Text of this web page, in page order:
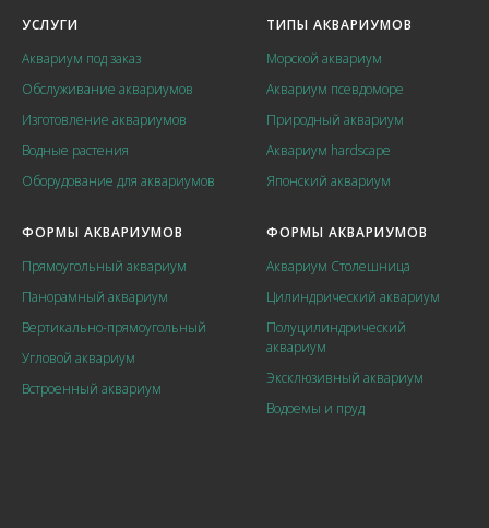
УСЛУГИ
Аквариум под заказ
Обслуживание аквариумов
Изготовление аквариумов
Водные растения
Оборудование для аквариумов
ТИПЫ АКВАРИУМОВ
Морской аквариум
Аквариум псевдоморе
Природный аквариум
Аквариум hardscape
Японский аквариум
ФОРМЫ АКВАРИУМОВ
Прямоугольный аквариум
Панорамный аквариум
Вертикально-прямоугольный
Угловой аквариум
Встроенный аквариум
ФОРМЫ АКВАРИУМОВ
Аквариум Столешница
Цилиндрический аквариум
Полуцилиндрический
аквариум
Эксклюзивный аквариум
Водоемы и пруд